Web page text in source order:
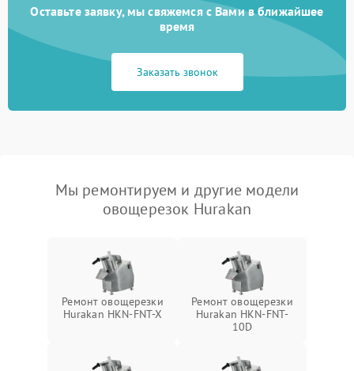
Оставьте заявку, мы свяжемся с Вами в ближайшее
время
Заказать звонок
Мы ремонтируем и другие модели
овощерезок Hurakan
Ремонт овощерезки
Hurakan HKN-FNT-X
Ремонт овощерезки
Hurakan HKN-FNT-
10D